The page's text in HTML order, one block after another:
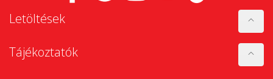
Letöltések
Tájékoztatók